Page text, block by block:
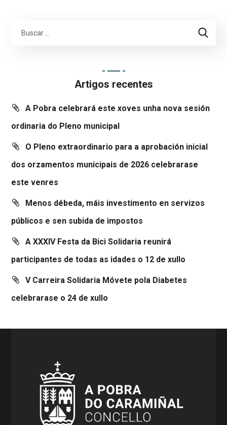
Artigos recentes
A Pobra celebrará este xoves unha nova sesión
ordinaria do Pleno municipal
O Pleno extraordinario para a aprobación inicial
dos orzamentos municipais de 2026 celebrarase
este venres
Menos débeda, máis investimento en servizos
públicos e sen subida de impostos
A XXXIV Festa da Bici Solidaria reunirá
participantes de todas as idades o 12 de xullo
V Carreira Solidaria Móvete pola Diabetes
celebrarase o 24 de xullo